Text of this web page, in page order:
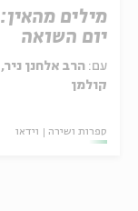
מילים
יום השואה
עם: הרב אלחנן
קולמן
ספרות ושירה וידאו